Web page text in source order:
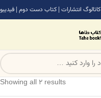
کاتالوگ انتشارات | کتاب دست دوم | فیدیبو
Showing all 2 results